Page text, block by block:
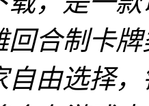
回合制卡
自由选择